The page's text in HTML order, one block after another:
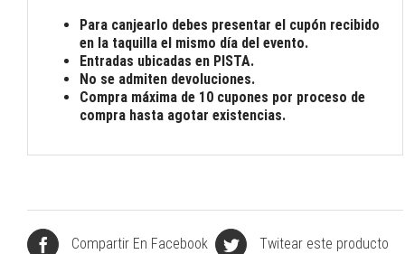
Para canjearlo debes presentar el cupón recibido
en la taquilla el mismo día del evento.
Entradas ubicadas en PISTA.
No se admiten devoluciones.
Compra máxima de 10 cupones por proceso de
compra hasta agotar existencias.
Compartir En Facebook Twitear este producto